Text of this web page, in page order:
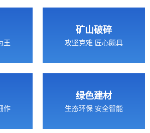
王
矿山破碎
攻坚克难 匠心颇具
作
绿色建材
生态环保 安全智能